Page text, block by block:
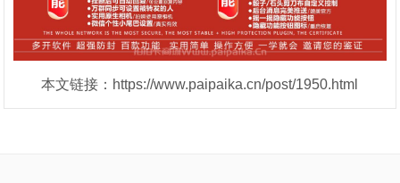
本文链接：https://www.paipaika.cn/post/1950.html